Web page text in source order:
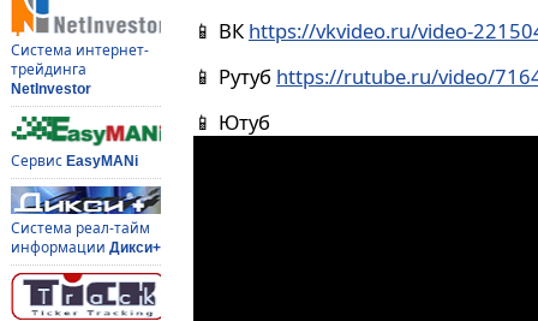
Система интернет-
трейдинга
NetInvestor
Сервис EasyMANi
Система реал-тайм
информации Дикси+
📱 ВК https://vkvideo.ru/video-
📱 Рутуб https://rutube.ru/video/
📱 Ютуб